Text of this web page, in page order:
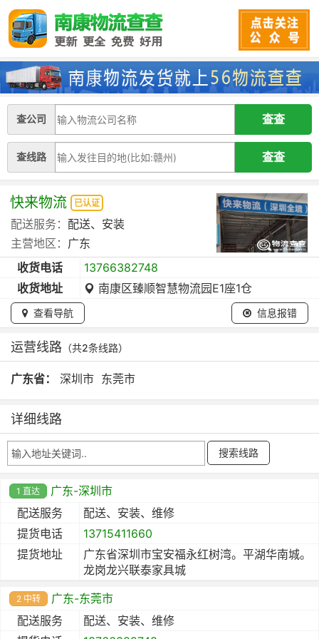
查公司
查线路
快来物流 已认证
配送服务： 配送、安装
主营地区： 广东
收货电话
13766382748
收货地址
南康区臻顺智慧物流园E1座1仓
查看导航 信息报错
运营线路 （共2条线路）
广东省： 深圳市 东莞市
详细线路
1 直达
广东-深圳市
配送服务
配送、安装、维修
提货电话
13715411660
提货地址
广东省深圳市宝安福永红树湾。平湖华南城。
龙岗龙兴联泰家具城
2 中转
广东-东莞市
配送服务
配送、安装、维修